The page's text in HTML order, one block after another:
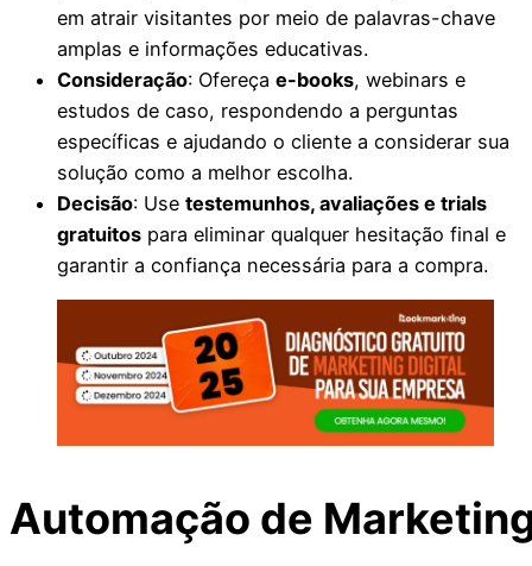
em atrair visitantes por meio de palavras-chave
amplas e informações educativas.
Consideração: Ofereça e-books, webinars e
estudos de caso, respondendo a perguntas
específicas e ajudando o cliente a considerar sua
solução como a melhor escolha.
Decisão: Use testemunhos, avaliações e trials
gratuitos para eliminar qualquer hesitação final e
garantir a confiança necessária para a compra.
Automação de